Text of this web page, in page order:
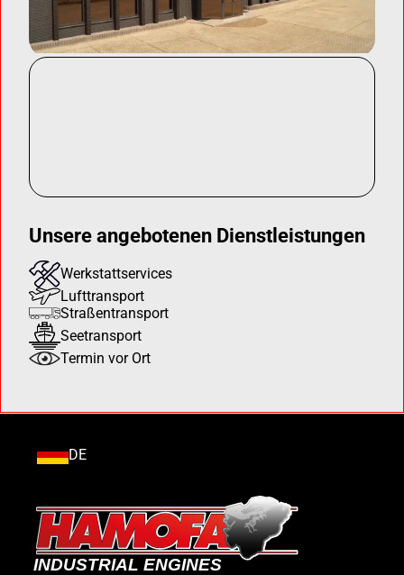
Unsere angebotenen Dienstleistungen
Werkstattservices
Lufttransport
Straßentransport
Seetransport
Termin vor Ort
DE